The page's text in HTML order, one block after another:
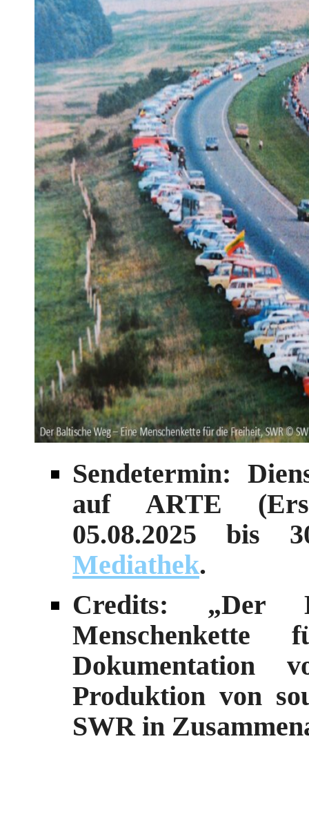
Sendetermin:
auf ARTE
05.08.2025 bis
Mediathek.
Credits: „Der
Dokumentation
Produktion von
SWR in